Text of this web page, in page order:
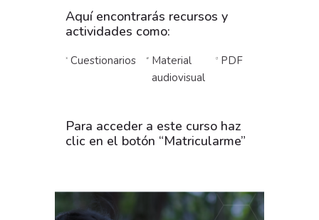
Aquí encontrarás recursos y
actividades como:
Cuestionarios
Material
audiovisual
PDF
Para acceder a este curso haz
clic en el botón “Matricularme”